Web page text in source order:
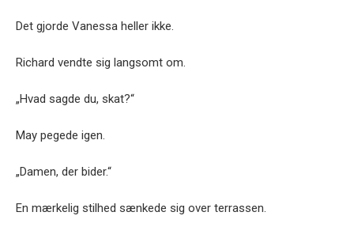
Det gjorde Vanessa heller ikke.
Richard vendte sig langsomt om.
„Hvad sagde du, skat?“
May pegede igen.
„Damen, der bider.“
En mærkelig stilhed sænkede sig over terrassen.